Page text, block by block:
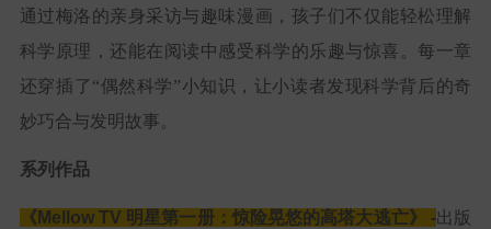
通过梅洛的亲身采访与趣味漫画，孩子们不仅能轻松理解
科学原理，还能在阅读中感受科学的乐趣与惊喜。每一章
还穿插了“偶然科学”小知识，让小读者发现科学背后的奇
妙巧合与发明故事。
系列作品
《Mellow TV 明星第一册：惊险晃悠的高塔大逃亡》 -出版